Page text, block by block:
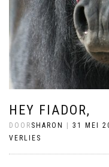
HEY FIADOR,
DOOR SHARON | 31 MEI
VERLIES